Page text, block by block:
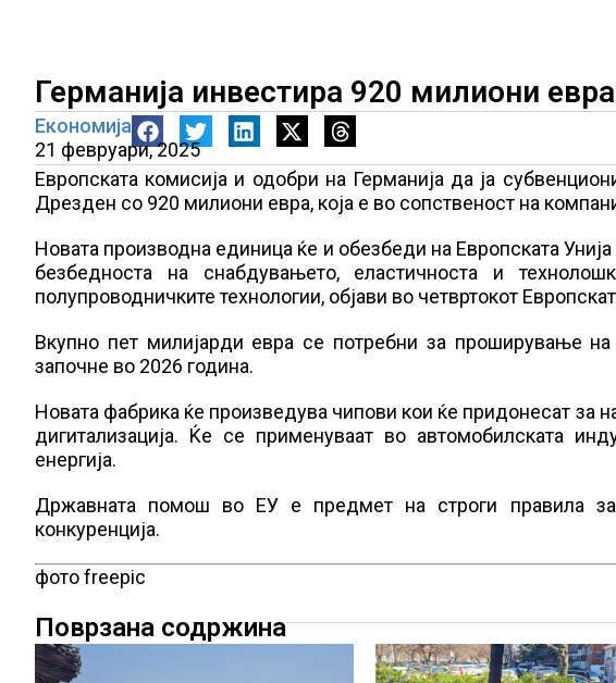
Германија инвестира 920 милиони
Економија
21 февруари, 2025
Европската комисија и одобри на Германија да ја
Дрезден со 920 милиони евра, која е во сопственост на
Новата производна единица ќе и обезбеди на Европската Унија
безбедноста на снабдувањето, еластичноста и
полупроводничките технологии, објави во четвртокот
Вкупно пет милијарди евра се потребни за проширување
започне во 2026 година.
Новата фабрика ќе произведува чипови кои ќе придонесат за
дигитализација. Ќе се применуваат во автомобилската
енергија.
Државната помош во ЕУ е предмет на строги правила
конкуренција.
фото freepic
Поврзана содржина